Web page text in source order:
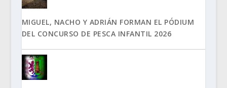
MIGUEL, NACHO Y ADRIÁN FORMAN EL PÓDIUM
DEL CONCURSO DE PESCA INFANTIL 2026